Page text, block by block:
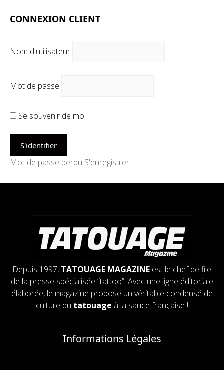
CONNEXION CLIENT
Nom d'utilisateur
Mot de passe
Se souvenir de moi
Mot de passe perdu S'enregistrer
Depuis 1997, TATOUAGE MAGAZINE est le chef de file
de la presse spécialisée “tattoo”. Avec une ligne éditoriale
élaborée, le magazine propose un véritable condensé de
culture du tatouage à la sauce française !
Informations Légales